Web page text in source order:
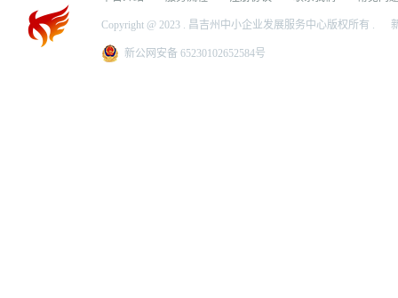
Copyright @ 2023 . 昌吉州中小企业发展服务中心版权所有 .
新公网安备 65230102652584号